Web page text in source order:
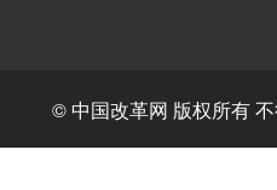
© 中国改革网 版权所有